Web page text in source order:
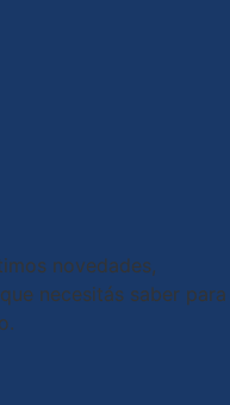
novedades,
necesitás saber para